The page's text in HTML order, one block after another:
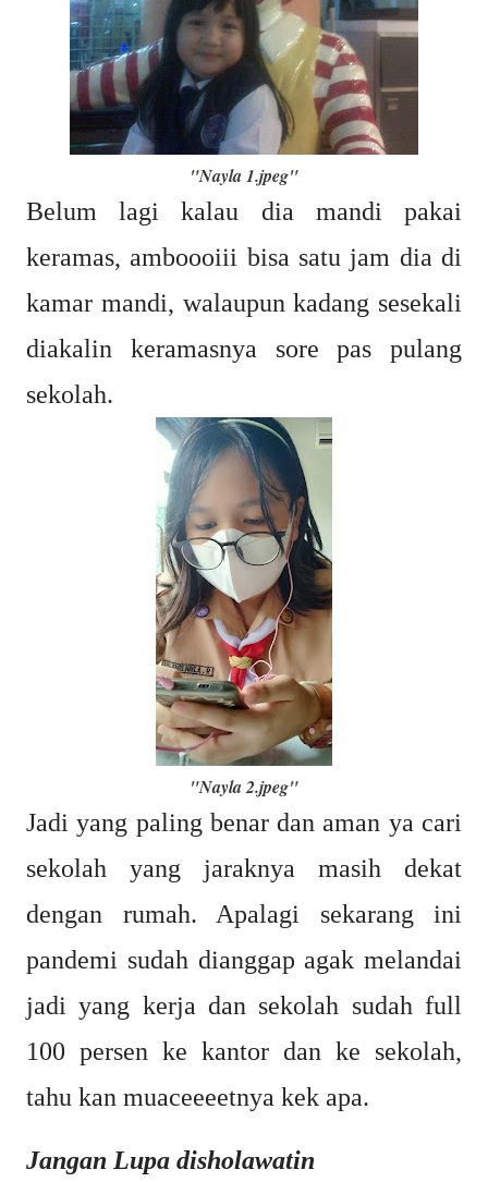
"Nayla 1.jpeg"
Belum lagi kalau dia mandi pakai
keramas, amboooiii bisa satu jam dia di
kamar mandi, walaupun kadang sesekali
diakalin keramasnya sore pas pulang
sekolah.
"Nayla 2.jpeg"
Jadi yang paling benar dan aman ya cari
sekolah yang jaraknya masih dekat
dengan rumah. Apalagi sekarang ini
pandemi sudah dianggap agak melandai
jadi yang kerja dan sekolah sudah full
100 persen ke kantor dan ke sekolah,
tahu kan muaceeeetnya kek apa.
Jangan Lupa disholawatin